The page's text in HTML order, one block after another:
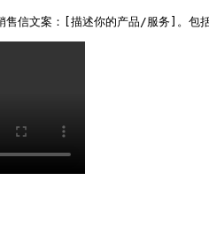
售信文案：[描述你的产品/服务]。包